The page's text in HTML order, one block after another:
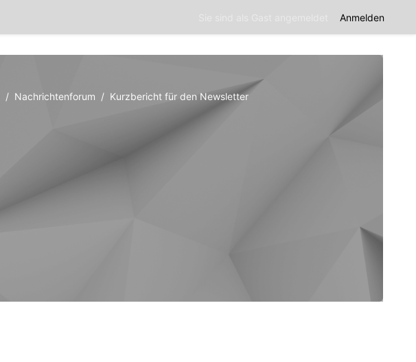
Anmelden
Nachrichtenforum Kurzbericht für den Newsletter